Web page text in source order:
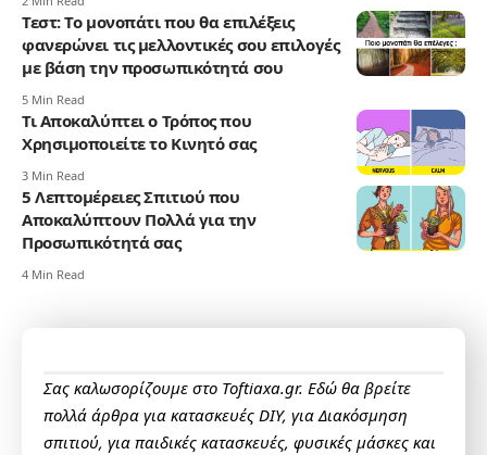
Τεστ: Το μονοπάτι που θα επιλέξεις
φανερώνει τις μελλοντικές σου επιλογές
με βάση την προσωπικότητά σου
5 Min Read
Τι Αποκαλύπτει ο Τρόπος που
Χρησιμοποιείτε το Κινητό σας
3 Min Read
5 Λεπτομέρειες Σπιτιού που
Αποκαλύπτουν Πολλά για την
Προσωπικότητά σας
4 Min Read
Σας καλωσορίζουμε στο Toftiaxa.gr. Εδώ θα βρείτε
πολλά άρθρα για κατασκευές DIY, για Διακόσμηση
σπιτιού, για παιδικές κατασκευές, φυσικές μάσκες και